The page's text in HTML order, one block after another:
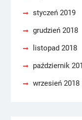
styczeń 2019
grudzień 2018
listopad 2018
październik
wrzesień 2018